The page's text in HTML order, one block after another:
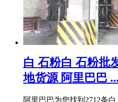
白 石粉白 石粉批
地货源 阿里巴巴 ...
阿里巴巴为您找到2712条